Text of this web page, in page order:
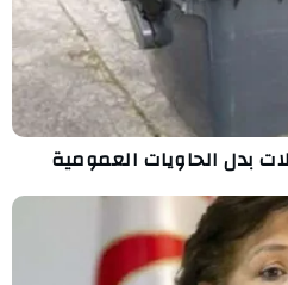
بدل الحاويات العمومية